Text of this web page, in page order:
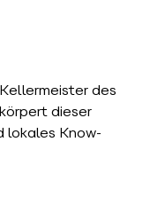
des
dieser
lokales Know-